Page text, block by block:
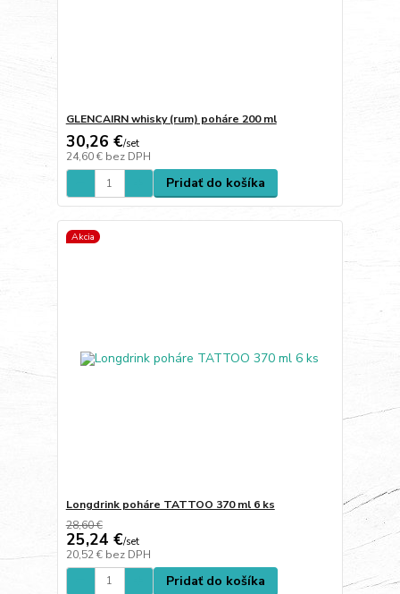
GLENCAIRN whisky (rum) poháre 200 ml
30,26 €/set
24,60 € bez DPH
Pridať do košíka
Akcia
Longdrink poháre TATTOO 370 ml 6 ks
28,60 €
25,24 €/set
20,52 € bez DPH
Pridať do košíka